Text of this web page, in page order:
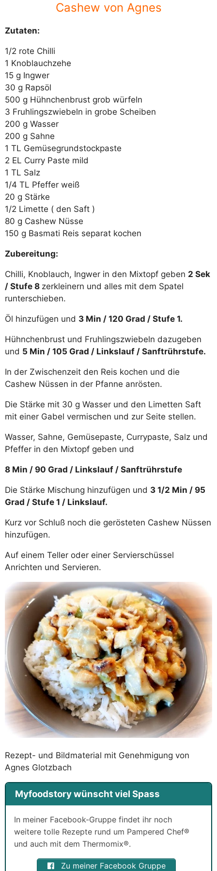
Cashew von Agnes
Zutaten:
1/2 rote Chilli
1 Knoblauchzehe
15 g Ingwer
30 g Rapsöl
500 g Hühnchenbrust grob würfeln
3 Fruhlingszwiebeln in grobe Scheiben
200 g Wasser
200 g Sahne
1 TL Gemüsegrundstockpaste
2 EL Curry Paste mild
1 TL Salz
1/4 TL Pfeffer weiß
20 g Stärke
1/2 Limette ( den Saft )
80 g Cashew Nüsse
150 g Basmati Reis separat kochen
Zubereitung:
Chilli, Knoblauch, Ingwer in den Mixtopf geben 2 Sek
/ Stufe 8 zerkleinern und alles mit dem Spatel
runterschieben.
Öl hinzufügen und 3 Min / 120 Grad / Stufe 1.
Hühnchenbrust und Fruhlingszwiebeln dazugeben
und 5 Min / 105 Grad / Linkslauf / Sanftrührstufe.
In der Zwischenzeit den Reis kochen und die
Cashew Nüssen in der Pfanne anrösten.
Die Stärke mit 30 g Wasser und den Limetten Saft
mit einer Gabel vermischen und zur Seite stellen.
Wasser, Sahne, Gemüsepaste, Currypaste, Salz und
Pfeffer in den Mixtopf geben und
8 Min / 90 Grad / Linkslauf / Sanftrührstufe
Die Stärke Mischung hinzufügen und 3 1/2 Min / 95
Grad / Stufe 1 / Linkslauf.
Kurz vor Schluß noch die gerösteten Cashew Nüssen
hinzufügen.
Auf einem Teller oder einer Servierschüssel
Anrichten und Servieren.
Rezept- und Bildmaterial mit Genehmigung von
Agnes Glotzbach
Myfoodstory wünscht viel Spass
In meiner Facebook-Gruppe findet ihr noch
weitere tolle Rezepte rund um Pampered Chef®
und auch mit dem Thermomix®.
Zu meiner Facebook Gruppe